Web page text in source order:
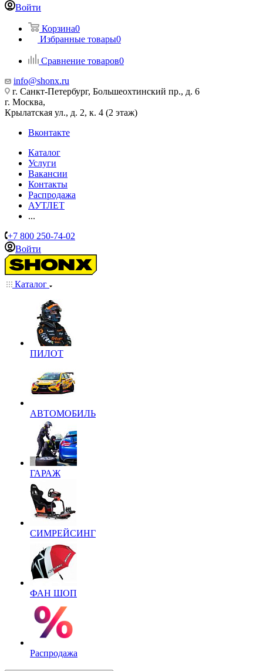
Войти
Корзина0
Избранные товары0
Сравнение товаров0
info@shonx.ru
г. Санкт-Петербург, Большеохтинский пр., д. 6
г. Москва,
Крылатская ул., д. 2, к. 4 (2 этаж)
Вконтакте
Каталог
Услуги
Вакансии
Контакты
Распродажа
АУТЛЕТ
...
+7 800 250-74-02
Войти
Каталог
ПИЛОТ
АВТОМОБИЛЬ
ГАРАЖ
СИМРЕЙСИНГ
ФАН ШОП
Распродажа